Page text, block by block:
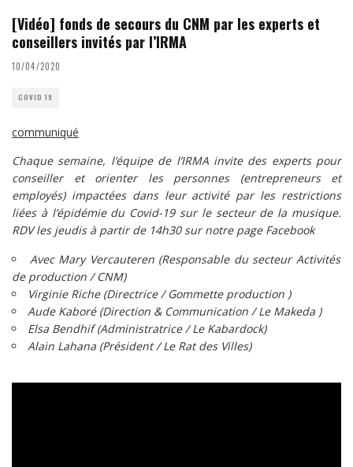
[Vidéo] fonds de secours du CNM par les experts et
conseillers invités par l’IRMA
10/04/2020
COVID 19
communiqué
Chaque semaine, l’équipe de l’IRMA invite des experts pour
conseiller et orienter les personnes (entrepreneurs et
employés) impactées dans leur activité par les restrictions
liées à l’épidémie du Covid-19 sur le secteur de la musique.
RDV les jeudis à partir de 14h30 sur notre page Facebook
Avec Mary Vercauteren (Responsable du secteur Activités
de production / CNM)
Virginie Riche (Directrice / Gommette production )
Aude Kaboré (Direction & Communication / Le Makeda )
Elsa Bendhif (Administratrice / Le Kabardock)
Alain Lahana (Président / Le Rat des Villes)